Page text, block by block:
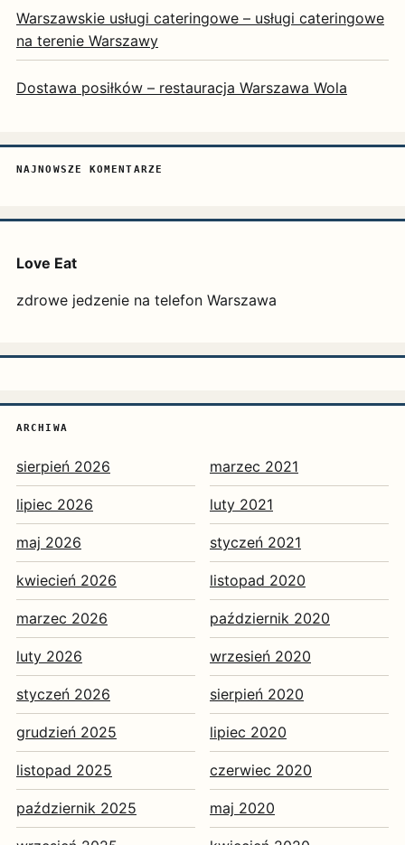
Warszawskie usługi cateringowe – usługi cateringowe
na terenie Warszawy
Dostawa posiłków – restauracja Warszawa Wola
NAJNOWSZE KOMENTARZE
Love Eat
zdrowe jedzenie na telefon Warszawa
ARCHIWA
sierpień 2026
lipiec 2026
maj 2026
kwiecień 2026
marzec 2026
luty 2026
styczeń 2026
grudzień 2025
listopad 2025
październik 2025
marzec 2021
luty 2021
styczeń 2021
listopad 2020
październik 2020
wrzesień 2020
sierpień 2020
lipiec 2020
czerwiec 2020
maj 2020